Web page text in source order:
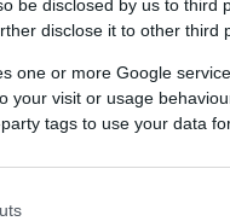
be disclosed by us to third
disclose it to other third
one or more Google
your visit or usage
tags to use your data
(09.02.)
kapott össze.